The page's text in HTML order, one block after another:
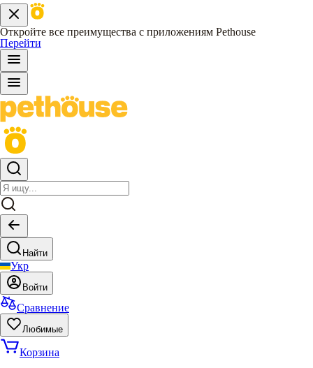
Откройте все преимущества с приложениям Pethouse
Перейти
Найти
Укр
Войти
Сравнение
Любимые
Корзина